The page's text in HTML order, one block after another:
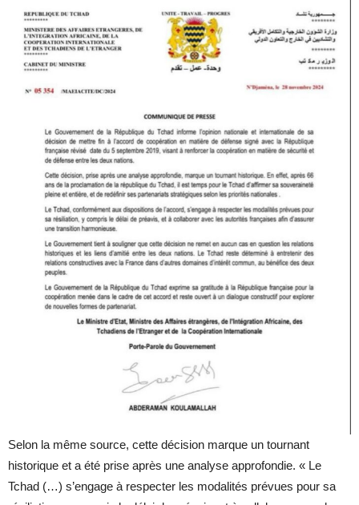
Selon la même source, cette décision marque un tournant
historique et a été prise après une analyse approfondie. « Le
Tchad (…) s’engage à respecter les modalités prévues pour sa